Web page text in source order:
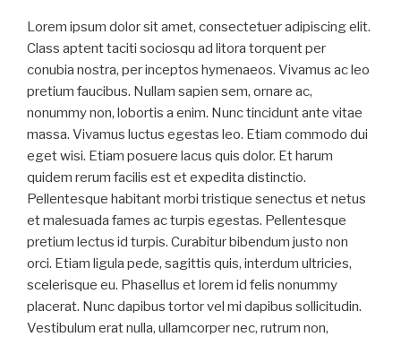
Lorem ipsum dolor sit amet, consectetuer adipiscing elit.
Class aptent taciti sociosqu ad litora torquent per
conubia nostra, per inceptos hymenaeos. Vivamus ac leo
pretium faucibus. Nullam sapien sem, ornare ac,
nonummy non, lobortis a enim. Nunc tincidunt ante vitae
massa. Vivamus luctus egestas leo. Etiam commodo dui
eget wisi. Etiam posuere lacus quis dolor. Et harum
quidem rerum facilis est et expedita distinctio.
Pellentesque habitant morbi tristique senectus et netus
et malesuada fames ac turpis egestas. Pellentesque
pretium lectus id turpis. Curabitur bibendum justo non
orci. Etiam ligula pede, sagittis quis, interdum ultricies,
scelerisque eu. Phasellus et lorem id felis nonummy
placerat. Nunc dapibus tortor vel mi dapibus sollicitudin.
Vestibulum erat nulla, ullamcorper nec, rutrum non,